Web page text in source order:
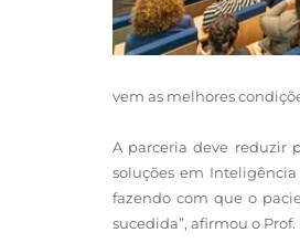
vem as melhores
A parceria deve reduzir
soluções em
fazendo com que o
sucedida”, afirmou o